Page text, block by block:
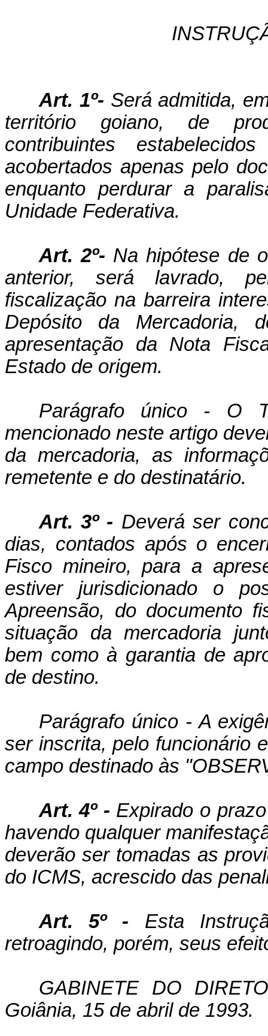
Art. 1º- Será admitida,
território goiano, de
contribuintes
acobertados apenas pelo
enquanto perdurar a
Unidade Federativa.
Art. 2º- Na hipótese de
anterior, será lavrado,
fiscalização na barreira
Depósito da
apresentação da Nota
Estado de origem.
Parágrafo único - O
mencionado neste artigo
da mercadoria, as
remetente e do destinatário.
Art. 3º - Deverá ser
dias, contados após o
Fisco mineiro, para a
estiver jurisdicionado o
Apreensão, do documento
situação da mercadoria
bem como à garantia de
de destino.
Parágrafo único - A
ser inscrita, pelo funcionário
campo destinado às
Art. 4º - Expirado o
havendo qualquer
deverão ser tomadas as
do ICMS, acrescido das
Art. 5º - Esta
retroagindo, porém, seus
GABINETE DO
Goiânia, 15 de abril de 1993.